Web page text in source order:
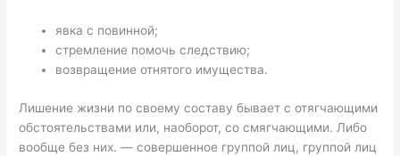
явка с повинной;
стремление помочь следствию;
возвращение отнятого имущества.
Лишение жизни по своему составу бывает с отягчающими
обстоятельствами или, наоборот, со смягчающими. Либо
вообще без них. — совершенное группой лиц, группой лиц